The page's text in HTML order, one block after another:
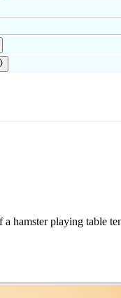
hamster playing table